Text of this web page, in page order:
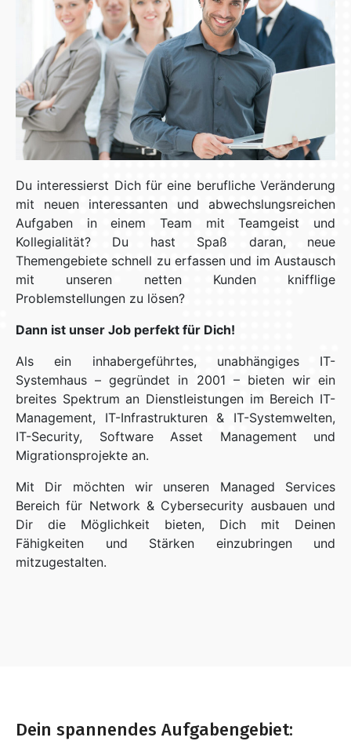
Du interessierst Dich für eine berufliche Veränderung
mit neuen interessanten und abwechslungsreichen
Aufgaben in einem Team mit Teamgeist und
Kollegialität? Du hast Spaß daran, neue
Themengebiete schnell zu erfassen und im Austausch
mit unseren netten Kunden knifflige
Problemstellungen zu lösen?
Dann ist unser Job perfekt für Dich!
Als ein inhabergeführtes, unabhängiges IT-
Systemhaus – gegründet in 2001 – bieten wir ein
breites Spektrum an Dienstleistungen im Bereich IT-
Management, IT-Infrastrukturen & IT-Systemwelten,
IT-Security, Software Asset Management und
Migrationsprojekte an.
Mit Dir möchten wir unseren Managed Services
Bereich für Network & Cybersecurity ausbauen und
Dir die Möglichkeit bieten, Dich mit Deinen
Fähigkeiten und Stärken einzubringen und
mitzugestalten.
Dein spannendes Aufgabengebiet: